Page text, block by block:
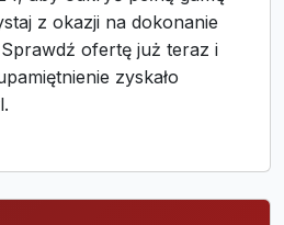
z okazji na dokonanie
ofertę już teraz i
zyskało